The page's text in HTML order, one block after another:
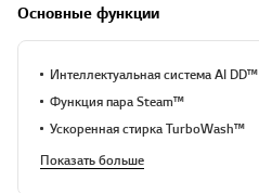
Основные функции
Интеллектуальная система AI DD™
Функция пара Steam™
Ускоренная стирка TurboWash™
Показать больше